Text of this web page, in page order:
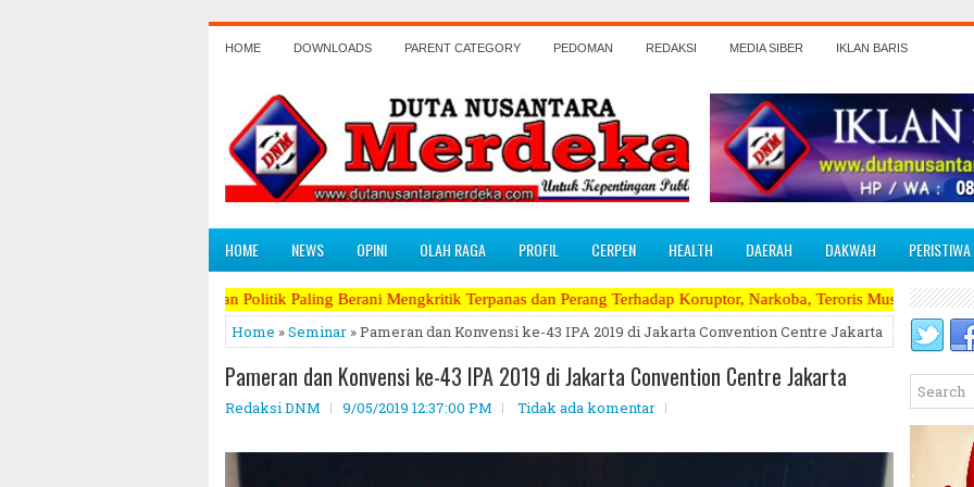
HOME DOWNLOADS PARENT CATEGORY PEDOMAN REDAKSI MEDIA SIBER IKLAN BARIS
HOME NEWS OPINI OLAH RAGA PROFIL CERPEN HEALTH DAERAH DAKWAH PERISTIWA
Beda, Koran Politik Paling Berani Mengkritik Terpanas dan Perang Terhadap Koruptor, Narkoba, Teroris Musuh Rakyat ~~~~~>>>>>
Home »Seminar » Pameran dan Konvensi ke-43 IPA 2019 di Jakarta Convention Centre Jakarta
Pameran dan Konvensi ke-43 IPA 2019 di Jakarta Convention Centre Jakarta
Redaksi DNM 9/05/2019 12:37:00 PM Tidak ada komentar